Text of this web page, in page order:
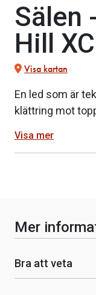
Sälen
Hill
Visa kartan
En led som är
klättring mot
Visa mer
Mer
Bra att veta